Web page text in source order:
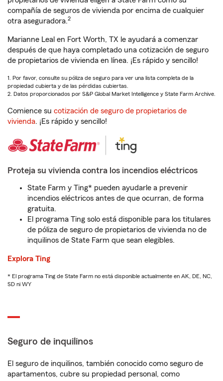
compañía de seguros de vivienda por encima de cualquier
otra aseguradora.2
Marianne Leal en Fort Worth, TX le ayudará a comenzar
después de que haya completado una cotización de seguro
de propietarios de vivienda en línea. ¡Es rápido y sencillo!
1. Por favor, consulte su póliza de seguro para ver una lista completa de la
propiedad cubierta y de las pérdidas cubiertas.
2. Datos proporcionados por S&P Global Market Intelligence y State Farm Archive.
Comience su cotización de seguro de propietarios de
vivienda. ¡Es rápido y sencillo!
Proteja su vivienda contra los incendios eléctricos
State Farm y Ting* pueden ayudarle a prevenir
incendios eléctricos antes de que ocurran, de forma
gratuita.
El programa Ting solo está disponible para los titulares
de póliza de seguro de propietarios de vivienda no de
inquilinos de State Farm que sean elegibles.
Explora Ting
* El programa Ting de State Farm no está disponible actualmente en AK, DE, NC,
SD ni WY
Seguro de inquilinos
El seguro de inquilinos, también conocido como seguro de
apartamentos, cubre su propiedad personal, como